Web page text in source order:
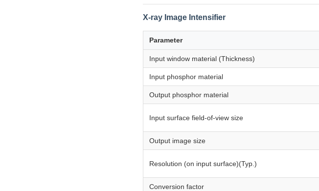
X-ray Image Intensifier
Parameter
Input window material (Thickness)
Input phosphor material
Output phosphor material
Input surface field-of-view size
Output image size
Resolution (on input surface)(Typ.)
Conversion factor